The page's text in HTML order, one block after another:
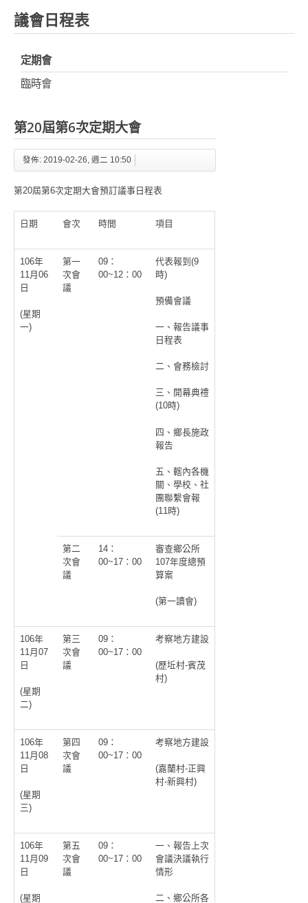
議會日程表
定期會
臨時會
第20屆第6次定期大會
發佈: 2019-02-26, 週二 10:50
第20屆第6次定期大會預訂議事日程表
日期 會次 時間 項目
106年
11月06
日
(星期
一)
第一
次會
議
09：
00~12：00
代表報到(9
時)
預備會議
一、報告議事
日程表
二、會務檢討
三、開幕典禮
(10時)
四、鄉長施政
報告
五、轄內各機
關、學校、社
團聯繫會報
(11時)
第二
次會
議
14：
00~17：00
審查鄉公所
107年度總預
算案
(第一讀會)
106年
11月07
日
(星期
二)
第三
次會
議
09：
00~17：00
考察地方建設
(歷坵村-賓茂
村)
106年
11月08
日
(星期
三)
第四
次會
議
09：
00~17：00
考察地方建設
(嘉蘭村-正興
村-新興村)
106年
11月09
日
(星期
第五
次會
議
09：
00~17：00
一、報告上次
會議決議執行
情形
二、鄉公所各